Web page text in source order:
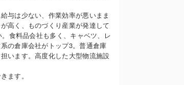
与は少ない、作業効率が悪いまま
高く、ものづくり産業が発達して
食料品会社も多く、キャベツ、レ
の倉庫会社がトップ3。普通倉庫
います。高度化した大型物流施設
ます。